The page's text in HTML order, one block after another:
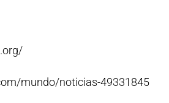
mundo/noticias-49331845